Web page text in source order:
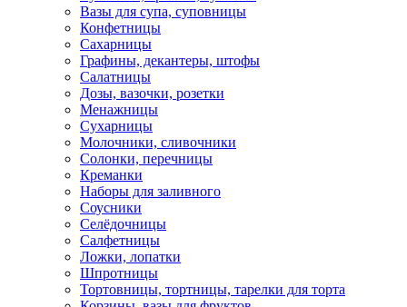
Вазы для супа, суповницы
Конфетницы
Сахарницы
Графины, декантеры, штофы
Салатницы
Дозы, вазочки, розетки
Менажницы
Сухарницы
Молочники, сливочники
Солонки, перечницы
Креманки
Наборы для заливного
Соусники
Селёдочницы
Салфетницы
Ложки, лопатки
Шпротницы
Тортовницы, тортницы, тарелки для торта